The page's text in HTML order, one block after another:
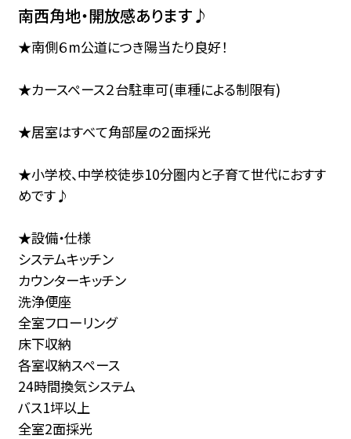
南西角地・開放感あります♪
★南側６m公道につき陽当たり良好！
★カースペース２台駐車可(車種による制限有)
★居室はすべて角部屋の２面採光
★小学校、中学校徒歩10分圏内と子育て世代におすす
めです♪
★設備・仕様
システムキッチン
カウンターキッチン
洗浄便座
全室フローリング
床下収納
各室収納スペース
24時間換気システム
バス1坪以上
全室2面採光